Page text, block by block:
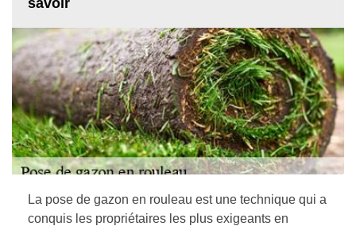
savoir
La pose de gazon en rouleau est une technique qui a
conquis les propriétaires les plus exigeants en